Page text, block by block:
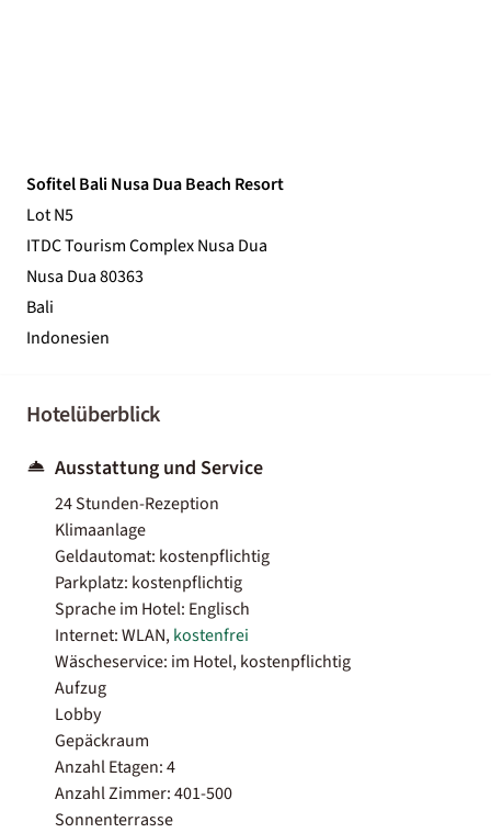
Sofitel Bali Nusa Dua Beach Resort
Lot N5
ITDC Tourism Complex Nusa Dua
Nusa Dua 80363
Bali
Indonesien
Hotelüberblick
Ausstattung und Service
24 Stunden-Rezeption
Klimaanlage
Geldautomat: kostenpflichtig
Parkplatz: kostenpflichtig
Sprache im Hotel: Englisch
Internet: WLAN,kostenfrei
Wäscheservice: im Hotel, kostenpflichtig
Aufzug
Lobby
Gepäckraum
Anzahl Etagen: 4
Anzahl Zimmer: 401-500
Sonnenterrasse